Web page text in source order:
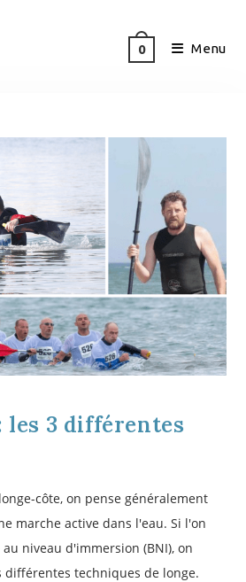
0 Menu
les 3 différentes
côte, on pense généralement
marche active dans l'eau. Si l'on
niveau d'immersion (BNI), on
différentes techniques de longe.